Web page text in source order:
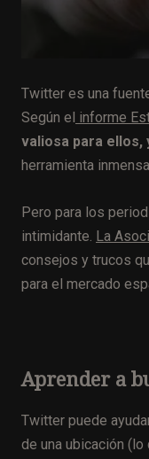
Twitter es una
Según el informe
valiosa para ellos,
herramienta
Pero para los
intimidante. La
consejos y trucos
para el mercado
Aprender a
Twitter puede
de una ubicación (lo